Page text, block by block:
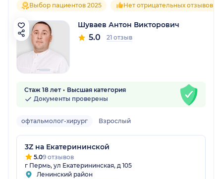
Выбор пациентов 2025 Нет отрицательных отзывов
Шуваев Антон Викторович
5.0 21 отзыв
Стаж 18 лет
Высшая категория
Документы проверены
офтальмолог-хирург Взрослый
3Z на Екатерининской
5.09 отзывов
г Пермь, ул Екатерининская, д 105
Ленинский район